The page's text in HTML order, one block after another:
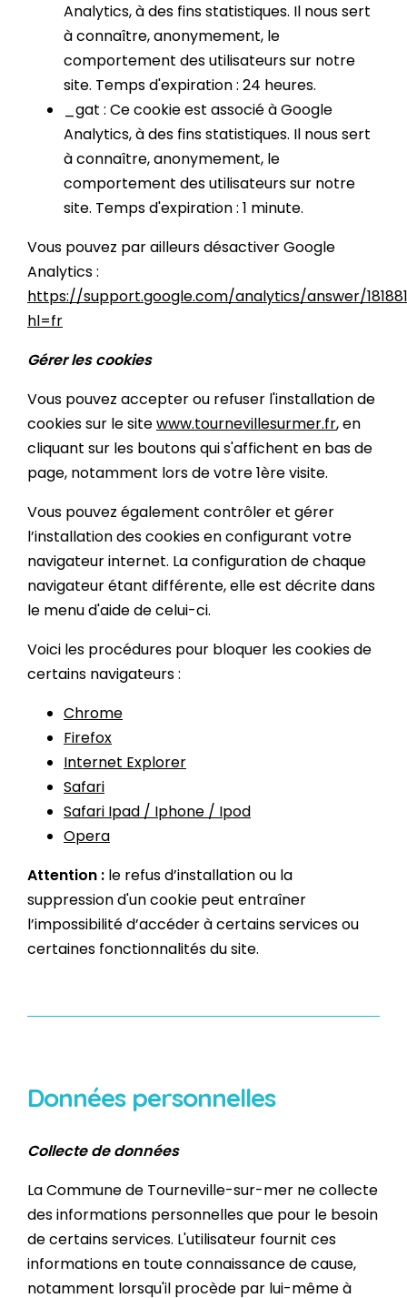
Analytics, à des fins statistiques. Il nous sert
à connaître, anonymement, le
comportement des utilisateurs sur notre
site. Temps d'expiration : 24 heures.
_gat : Ce cookie est associé à Google
Analytics, à des fins statistiques. Il nous sert
à connaître, anonymement, le
comportement des utilisateurs sur notre
site. Temps d'expiration : 1 minute.
Vous pouvez par ailleurs désactiver Google
Analytics :
https://support.google.com/analytics/answer/
hl=fr
Gérer les cookies
Vous pouvez accepter ou refuser l'installation de
cookies sur le sitewww.tournevillesurmer.fr, en
cliquant sur les boutons qui s'affichent en bas de
page, notamment lors de votre 1ère visite.
Vous pouvez également contrôler et gérer
l’installation des cookies en configurant votre
navigateur internet. La configuration de chaque
navigateur étant différente, elle est décrite dans
le menu d'aide de celui-ci.
Voici les procédures pour bloquer les cookies de
certains navigateurs :
Chrome
Firefox
Internet Explorer
Safari
Safari Ipad / Iphone / Ipod
Opera
Attention : le refus d’installation ou la
suppression d'un cookie peut entraîner
l’impossibilité d’accéder à certains services ou
certaines fonctionnalités du site.
Données personnelles
Collecte de données
La Commune de Tourneville-sur-mer ne collecte
des informations personnelles que pour le besoin
de certains services. L'utilisateur fournit ces
informations en toute connaissance de cause,
notamment lorsqu'il procède par lui-même à